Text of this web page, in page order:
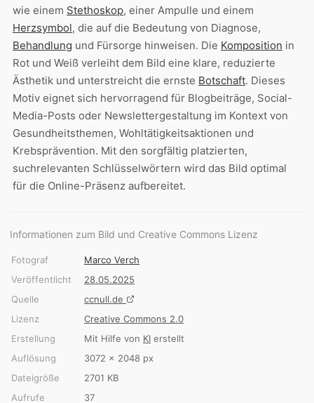
wie einem Stethoskop, einer Ampulle und einem
Herzsymbol, die auf die Bedeutung von Diagnose,
Behandlung und Fürsorge hinweisen. Die Komposition in
Rot und Weiß verleiht dem Bild eine klare, reduzierte
Ästhetik und unterstreicht die ernste Botschaft. Dieses
Motiv eignet sich hervorragend für Blogbeiträge, Social-
Media-Posts oder Newslettergestaltung im Kontext von
Gesundheitsthemen, Wohltätigkeitsaktionen und
Krebsprävention. Mit den sorgfältig platzierten,
suchrelevanten Schlüsselwörtern wird das Bild optimal
für die Online-Präsenz aufbereitet.
Informationen zum Bild und Creative Commons Lizenz
Fotograf
Marco Verch
Veröffentlicht
28.05.2025
Quelle
ccnull.de
Lizenz
Creative Commons 2.0
Erstellung
Mit Hilfe von KI erstellt
Auflösung
3072 × 2048 px
Dateigröße
2701 KB
Aufrufe
37